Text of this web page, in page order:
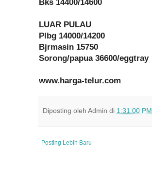
Bks 14400/14600
LUAR PULAU
Plbg 14000/14200
Bjrmasin 15750
Sorong/papua 36600/eggtray
www.harga-telur.com
Diposting oleh Admin di 1:31:00 PM
Posting Lebih Baru